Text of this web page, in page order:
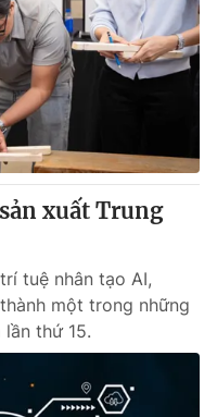
xuất Trung
tuệ nhân tạo AI,
một trong những
thứ 15.